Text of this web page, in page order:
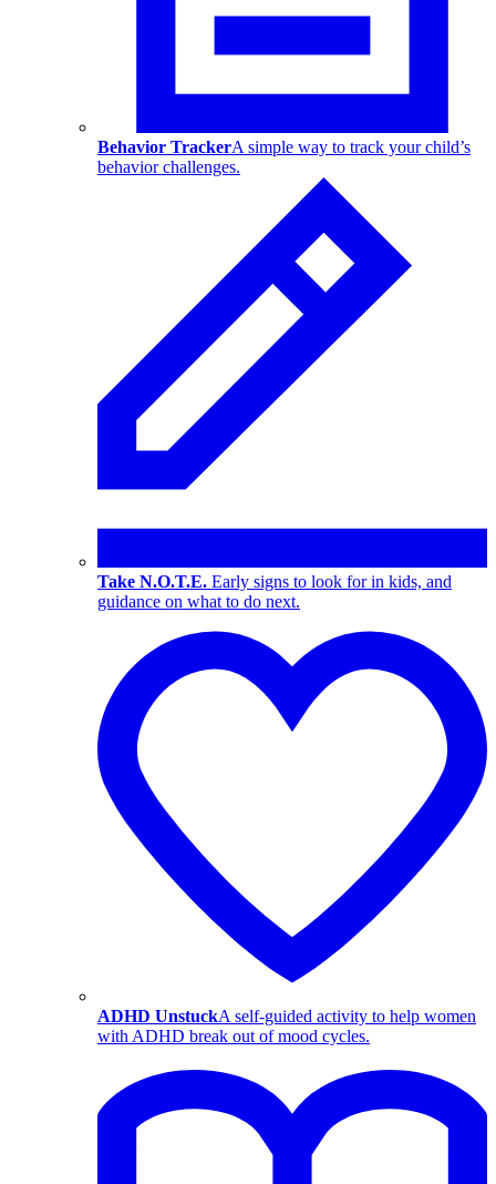
Behavior TrackerA simple way to track your child’s
behavior challenges.
Take N.O.T.E. Early signs to look for in kids, and
guidance on what to do next.
ADHD UnstuckA self-guided activity to help women
with ADHD break out of mood cycles.